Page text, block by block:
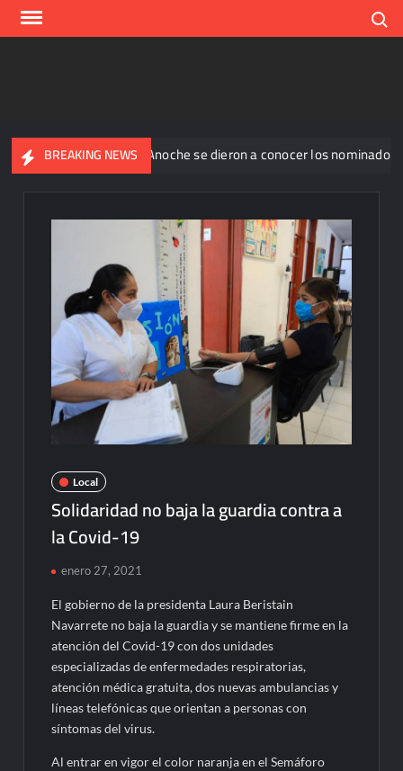
Skip
BREAKING NEWS
casos Anoche se dieron a conocer los nominados de La
Local
Solidaridad no baja la guardia contra a
la Covid-19
enero 27, 2021
El gobierno de la presidenta Laura Beristain
Navarrete no baja la guardia y se mantiene firme en la
atención del Covid-19 con dos unidades
especializadas de enfermedades respiratorias,
atención médica gratuita, dos nuevas ambulancias y
líneas telefónicas que orientan a personas con
síntomas del virus.
Al entrar en vigor el color naranja en el Semáforo